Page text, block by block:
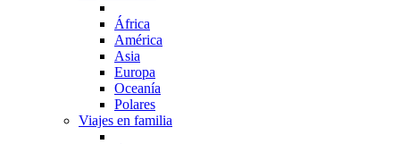
África
América
Asia
Europa
Oceanía
Polares
Viajes en familia